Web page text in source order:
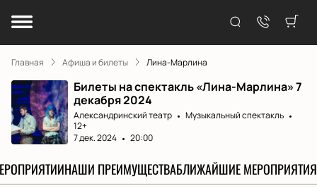
Главная Афиша и билеты Лина-Марлина
Билеты на спектакль «Лина-Марлина» 7
декабря 2024
Александринский театр
Музыкальный спектакль
12+
7 дек. 2024
20:00
НАШИ ПРЕИМУЩЕСТВАБЛИЖАЙШИЕ МЕРОПРИЯТИЯ